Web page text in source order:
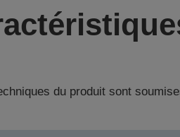
du produit sont